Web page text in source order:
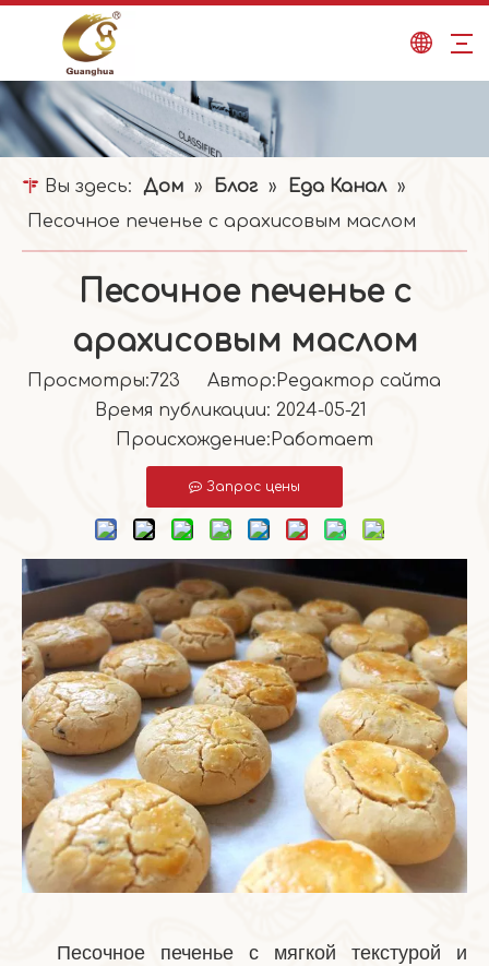
Вы здесь: Дом » Блог » Еда Канал »
Песочное печенье с арахисовым маслом
Песочное печенье с
арахисовым маслом
Просмотры:723 Автор:Pедактор сайта
Время публикации: 2024-05-21
Происхождение:Работает
Запрос цены
Песочное печенье с мягкой текстурой и